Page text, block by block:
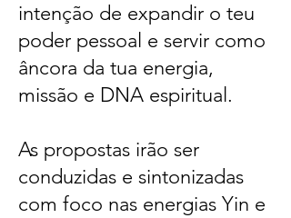
intenção de expandir o teu
poder pessoal e servir como
âncora da tua energia,
missão e DNA espiritual.
As propostas irão ser
conduzidas e sintonizadas
com foco nas energias Yin e